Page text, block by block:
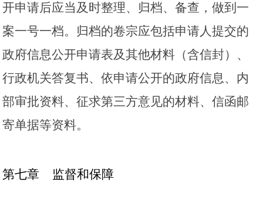
开申请后应当及时整理、归档、备查，做到一
案一号一档。归档的卷宗应包括申请人提交的
政府信息公开申请表及其他材料（含信封）、
行政机关答复书、依申请公开的政府信息、内
部审批资料、征求第三方意见的材料、信函邮
寄单据等资料。
第七章 监督和保障